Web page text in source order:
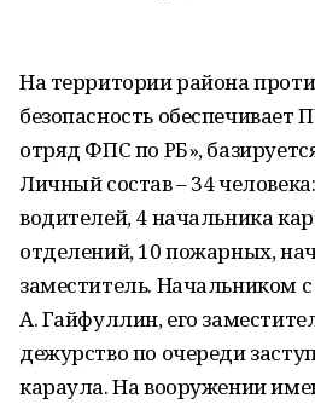
На территории района
безопасность обеспечивает
отряд ФПС по РБ»,
Личный состав – 34
водителей, 4 начальника
отделений, 10 пожарных,
заместитель. Начальником
А. Гайфуллин, его
дежурство по очереди
караула. На вооружении